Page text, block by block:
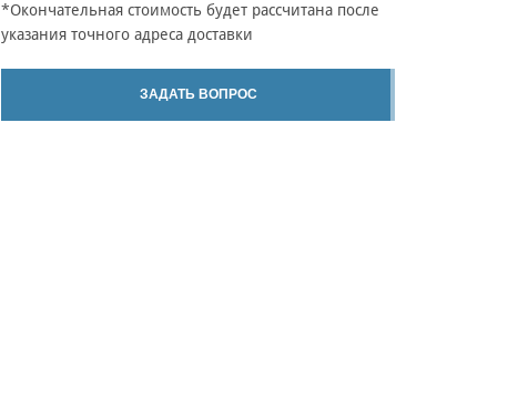
*Окончательная стоимость будет рассчитана после
указания точного адреса доставки
ЗАДАТЬ ВОПРОС